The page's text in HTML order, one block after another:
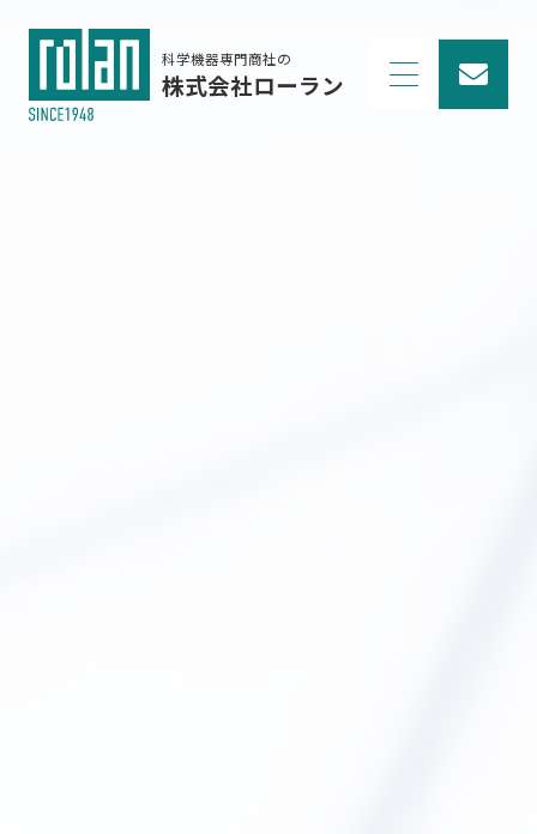
科学機器専門商社の
株式会社ローラン